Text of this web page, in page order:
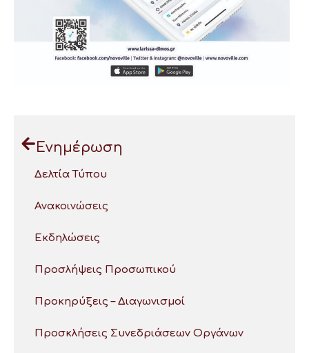
Ενημέρωση
Δελτία Τύπου
Ανακοινώσεις
Εκδηλώσεις
Προσλήψεις Προσωπικού
Προκηρύξεις – Διαγωνισμοί
Προσκλήσεις Συνεδριάσεων Οργάνων